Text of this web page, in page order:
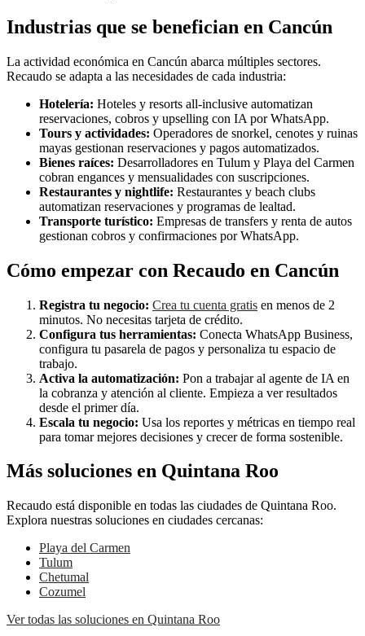
Industrias que se benefician en Cancún
La actividad económica en Cancún abarca múltiples sectores.
Recaudo se adapta a las necesidades de cada industria:
Hotelería: Hoteles y resorts all-inclusive automatizan
reservaciones, cobros y upselling con IA por WhatsApp.
Tours y actividades: Operadores de snorkel, cenotes y ruinas
mayas gestionan reservaciones y pagos automatizados.
Bienes raíces: Desarrolladores en Tulum y Playa del Carmen
cobran engances y mensualidades con suscripciones.
Restaurantes y nightlife: Restaurantes y beach clubs
automatizan reservaciones y programas de lealtad.
Transporte turístico: Empresas de transfers y renta de autos
gestionan cobros y confirmaciones por WhatsApp.
Cómo empezar con Recaudo en Cancún
Registra tu negocio: Crea tu cuenta gratis en menos de 2
minutos. No necesitas tarjeta de crédito.
Configura tus herramientas: Conecta WhatsApp Business,
configura tu pasarela de pagos y personaliza tu espacio de
trabajo.
Activa la automatización: Pon a trabajar al agente de IA en
la cobranza y atención al cliente. Empieza a ver resultados
desde el primer día.
Escala tu negocio: Usa los reportes y métricas en tiempo real
para tomar mejores decisiones y crecer de forma sostenible.
Más soluciones en Quintana Roo
Recaudo está disponible en todas las ciudades de Quintana Roo.
Explora nuestras soluciones en ciudades cercanas:
Playa del Carmen
Tulum
Chetumal
Cozumel
Ver todas las soluciones en Quintana Roo